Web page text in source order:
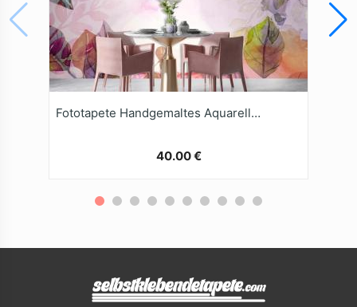
Fototapete Handgemaltes Aquarell Naturhintergrund
40.00 €